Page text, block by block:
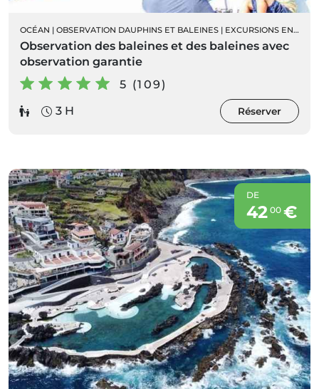
OCÉAN | OBSERVATION DAUPHINS ET BALEINES | EXCURSIONS EN BATEAU
Observation des baleines et des baleines avec
observation garantie
5 (109)
3 H
Réserver
DE
42 00€